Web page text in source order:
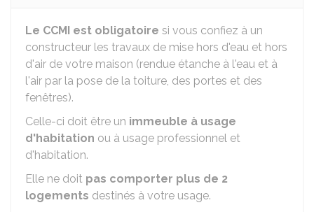
Le CCMI est obligatoire si vous confiez à un
constructeur les travaux de mise hors d'eau et hors
d'air de votre maison (rendue étanche à l'eau et à
l'air par la pose de la toiture, des portes et des
fenêtres).
Celle-ci doit être un immeuble à usage
d'habitation ou à usage professionnel et
d'habitation.
Elle ne doit pas comporter plus de 2
logements destinés à votre usage.